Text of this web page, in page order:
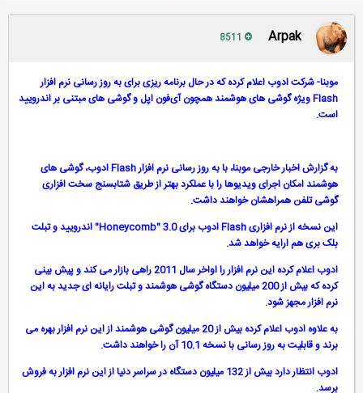
Arpak
موبنا- شرکت ادوب اعلام کرده که در حال برنامه ریزی برای به روز رسانی نرم افزار
Flash ویژه گوشی های هوشمند همچون آی‌فون اپل و گوشی های مبتنی بر اندرویید
است.
به گزارش اخبار خارجی موبنا، با به روز رسانی نرم افزار Flash ادوب، گوشی های
هوشمند امکان اجرای ویدیوها را با عملکرد بهتر از طریق شتابسنج سخت افزاری
گوشی تلفن همراهشان خواهند داشت.
این نسخه از نرم افزاری Flash ادوب برای 3.0 "Honeycomb" اندرویید و تبلت
بلک بری هم ارایه خواهد شد.
ادوب اعلام کرده این نرم افزار را اواخر سال 2011 راهی بازار می کند و پیش بینی
کرده که بیش از 200 میلیون دستگاه گوشی هوشمند و تبلت رایانه ای جدید به این
نرم افزار مجهز شود.
به علاوه ادوب اعلام کرده بیش از 20 میلیون گوشی هوشمند از این نرم افزار بهره می
برند و قابلیت به روز رسانی با نسخه 10.1 آن را خواهند داشت.
ادوب انتظار دارد بیش از 132 میلیون دستگاه در سراسر دنیا از این نرم افزار به فروش
برسد.